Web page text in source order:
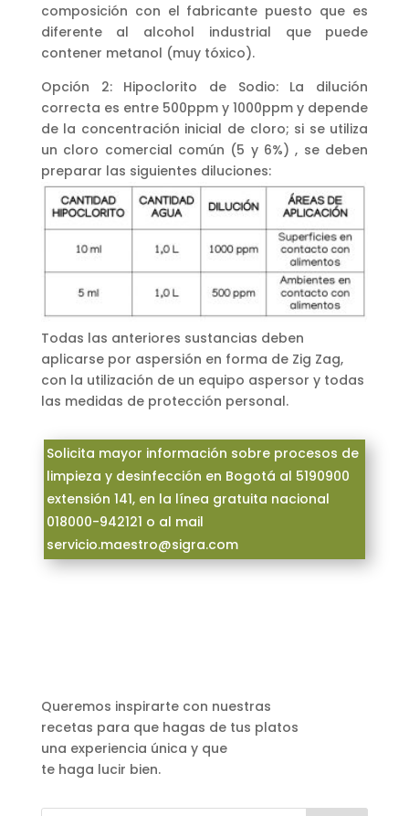
composición con el fabricante puesto que es
diferente al alcohol industrial que puede
contener metanol (muy tóxico).
Opción 2: Hipoclorito de Sodio: La dilución
correcta es entre 500ppm y 1000ppm y depende
de la concentración inicial de cloro; si se utiliza
un cloro comercial común (5 y 6%) , se deben
preparar las siguientes diluciones:
Todas las anteriores sustancias deben
aplicarse por aspersión en forma de Zig Zag,
con la utilización de un equipo aspersor y todas
las medidas de protección personal.
Solicita mayor información sobre procesos de
limpieza y desinfección en Bogotá al 5190900
extensión 141, en la línea gratuita nacional
018000-942121 o al mail
servicio.maestro@sigra.com
Queremos inspirarte con nuestras
recetas para que hagas de tus platos
una experiencia única y que
te haga lucir bien.